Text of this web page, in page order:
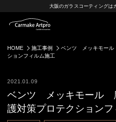
大阪のガラスコーティングは
HOME 施工事例
ベンツ メッキモール
ションフィルム施工
2021.01.09
ベンツ メッキモール
護対策プロテクション